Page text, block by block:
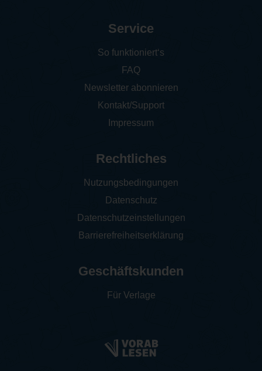
Service
So funktioniert‘s
FAQ
Newsletter abonnieren
Kontakt/Support
Impressum
Rechtliches
Nutzungsbedingungen
Datenschutz
Datenschutzeinstellungen
Barrierefreiheitserklärung
Geschäftskunden
Für Verlage